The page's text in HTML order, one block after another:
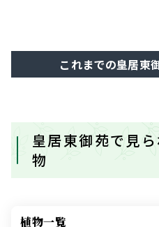
これまでの皇居東
皇居東御苑で見
物
植物一覧